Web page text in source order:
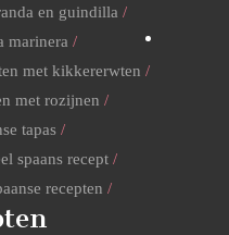
en guindilla
marinera
met kikkererwten
met rozijnen
tapas
spaans recept
recepten